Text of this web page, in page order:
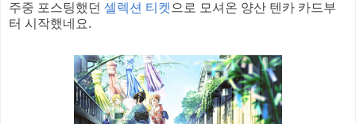
주중 포스팅했던 셀렉션 티켓 으로 모셔온 양산 텐카 카드부
터 시작했네요.